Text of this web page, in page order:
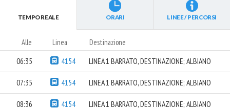
TEMPO REALE ORARI LINEE / PERCORSI
Alle Linea Destinazione
06:35 4154 LINEA 1 BARRATO, DESTINAZIONE; ALBIANO
07:35 4154 LINEA 1 BARRATO, DESTINAZIONE; ALBIANO
08:36 4154 LINEA 1 BARRATO, DESTINAZIONE; ALBIANO